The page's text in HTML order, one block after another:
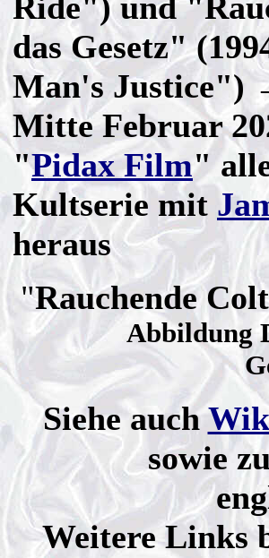
das Gesetz"
Man's Justice")
Mitte Februar
"Pidax Film"
Kultserie mit
heraus
"Rauchende
Abbildung
Siehe auch
sowie
Weitere Links